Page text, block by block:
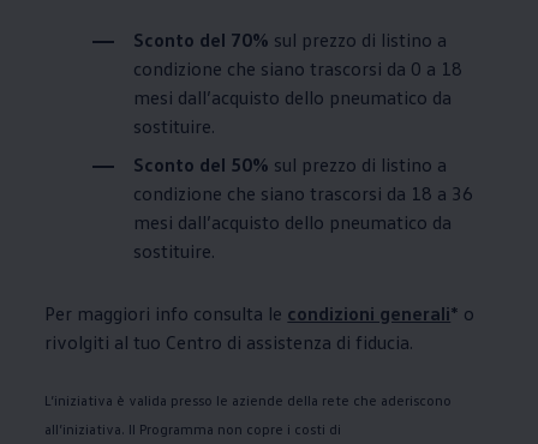
Sconto del 70% sul prezzo di listino a
condizione che siano trascorsi da 0 a 18
mesi dall’acquisto dello pneumatico da
sostituire.
Sconto del 50% sul prezzo di listino a
condizione che siano trascorsi da 18 a 36
mesi dall’acquisto dello pneumatico da
sostituire.
Per maggiori info consulta le condizioni generali* o
rivolgiti al tuo Centro di assistenza di fiducia.
L’iniziativa è valida presso le aziende della rete che aderiscono
all’iniziativa. Il Programma non copre i costi di